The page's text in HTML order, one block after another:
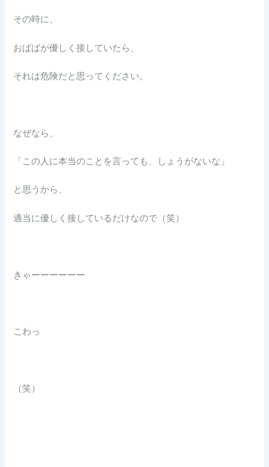
その時に、
おばばが優しく接していたら、
それは危険だと思ってください。
なぜなら、
「この人に本当のことを言っても、しょうがないな」
と思うから、
適当に優しく接しているだけなので（笑）
きゃーーーーーー
こわっ
（笑）